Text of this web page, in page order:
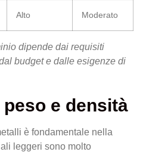
Alto Moderato
dipende dai requisiti
budget e dalle esigenze di
e densità
è fondamentale nella
leggeri sono molto